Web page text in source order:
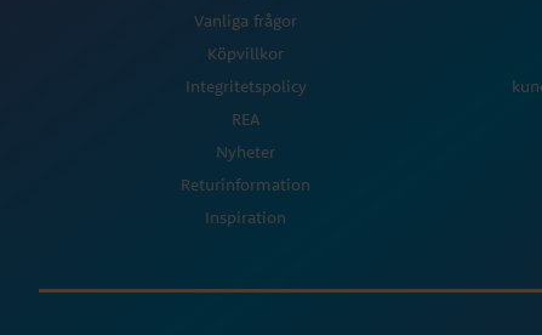
Vanliga frågor
Köpvillkor
Integritetspolicy
REA
Nyheter
Returinformation
Inspiration